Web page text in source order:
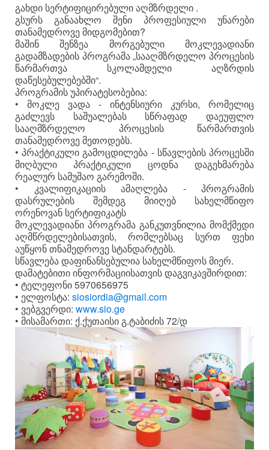
გახდი სერტიფიცირებული აღმზრდელი .
გსურს განაახლო შენი პროფესიული უნარები
თანამედროვე მიდგომებით?
მაშინ შენზეა მორგებული მოკლევადიანი
გადამზადების პროგრამა „სააღმზრდელო პროცესის
წარმართვა სკოლამდელი აღზრდის
დაწესებულებებში“.
პროგრამის უპირატესობებია:
• მოკლე ვადა - ინტენსიური კურსი, რომელიც
გაძლევს საშუალებას სწრაფად დაეუფლო
სააღმზრდელო პროცესის წარმართვის
თანამედროვე მეთოდებს.
• პრაქტიკული გამოცდილება - სწავლების პროცესში
მიღბული პრაქტიკული ცოდნა დაგეხმარება
რეალურ სამუშაო გარემოში.
• კვალიფიკაციის ამაღლება - პროგრამის
დასრულების შემდეგ მიიღებ სახელმწიფო
ორენოვან სერტიფიკატს
მოკლევადიანი პროგრამა განკუთვნილია მომქმედი
აღმწრდელებისათვის, რომლებსაც სურთ ფეხი
აუწყონ თნამედროვე სტანდარტებს.
სწავლება დაფინანსებულია სახელმწიფოს მიერ.
დამატებითი ინფორმაციისათვის დაგვიკავშირდით:
• ტელეფონი 5970656975
• ელფოსტა: siosiordia@gmail.com
• ვებგვერდი: www.sio.ge
• მისამართი: ქ.ქუთაისი გ.ტაბიძის 72/დ